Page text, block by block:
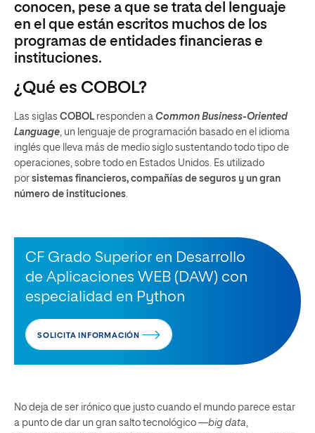
conocen, pese a que se trata del lenguaje
en el que están escritos muchos de los
programas de entidades financieras e
instituciones.
¿Qué es COBOL?
Las siglas COBOLresponden a Common Business-Oriented
Language, un lenguaje de programación basado en el idioma
inglés que lleva más de medio siglo sustentando todo tipo de
operaciones, sobre todo en Estados Unidos. Es utilizado
por sistemas financieros, compañías de seguros y un gran
número de instituciones.
CF Grado Superior en Desarrollo
de Aplicaciones WEB (DAW) con
especialidad en Python
SOLICITA INFORMACIÓN
No deja de ser irónico que justo cuando el mundo parece estar
a punto de dar un gran salto tecnológico —big data,